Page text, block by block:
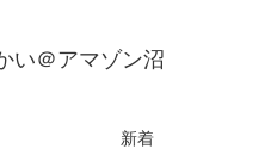
い＠アマゾン沼
新着